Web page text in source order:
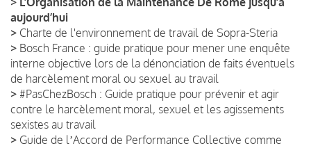
aujourd’hui
> Charte de l'environnement de travail de Sopra-Steria
> Bosch France : guide pratique pour mener une enquête
interne objective lors de la dénonciation de faits éventuels
de harcèlement moral ou sexuel au travail
> #PasChezBosch : Guide pratique pour prévenir et agir
contre le harcèlement moral, sexuel et les agissements
sexistes au travail
> Guide de lʼAccord de Performance Collective comme